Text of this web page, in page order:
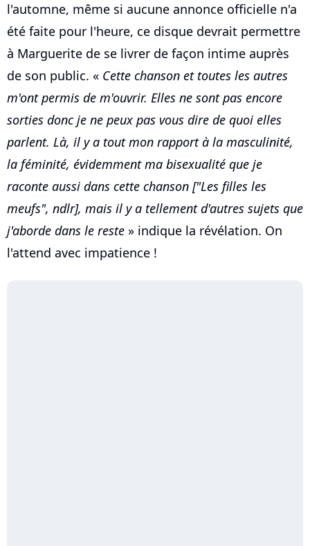
l'automne, même si aucune annonce officielle n'a
été faite pour l'heure, ce disque devrait permettre
à Marguerite de se livrer de façon intime auprès
de son public. « Cette chanson et toutes les autres
m'ont permis de m'ouvrir. Elles ne sont pas encore
sorties donc je ne peux pas vous dire de quoi elles
parlent. Là, il y a tout mon rapport à la masculinité,
la féminité, évidemment ma bisexualité que je
raconte aussi dans cette chanson ["Les filles les
meufs", ndlr], mais il y a tellement d'autres sujets que
j'aborde dans le reste » indique la révélation. On
l'attend avec impatience !